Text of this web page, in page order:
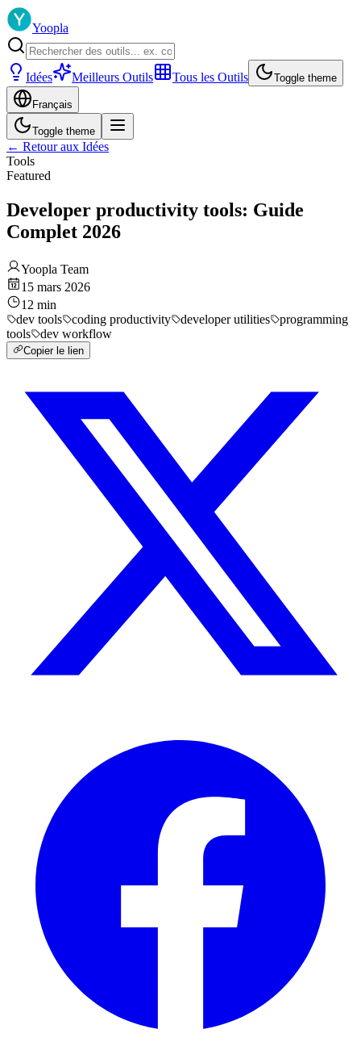
Yoopla
Idées Meilleurs Outils Tous les Outils Toggle theme
Français
Toggle theme
← Retour aux Idées
Tools
Featured
Developer productivity tools: Guide
Complet 2026
Yoopla Team
15 mars 2026
12 min
dev tools
coding productivity developer utilities
programming
tools
dev workflow
Copier le lien